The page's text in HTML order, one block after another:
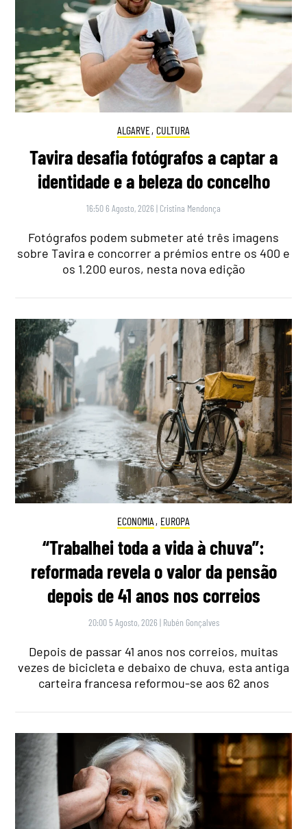
ALGARVE, CULTURA
Tavira desafia fotógrafos a captar a
identidade e a beleza do concelho
16:50 6 Agosto, 2026 | Cristina Mendonça
Fotógrafos podem submeter até três imagens
sobre Tavira e concorrer a prémios entre os 400 e
os 1.200 euros, nesta nova edição
ECONOMIA , EUROPA
“Trabalhei toda a vida à chuva”:
reformada revela o valor da pensão
depois de 41 anos nos correios
20:00 5 Agosto, 2026 | Rubén Gonçalves
Depois de passar 41 anos nos correios, muitas
vezes de bicicleta e debaixo de chuva, esta antiga
carteira francesa reformou-se aos 62 anos